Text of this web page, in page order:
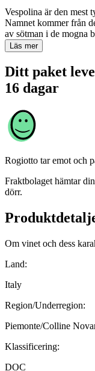
Vespolina är den mest
Namnet kommer från
av sötman i de mogna
Läs mer
Ditt paket
16 dagar
Rogiotto tar emot och
Fraktbolaget hämtar
dörr.
Om vinet och dess
Land:
Italy
Region/Underregion:
Piemonte/Colline
Klassificering:
DOC